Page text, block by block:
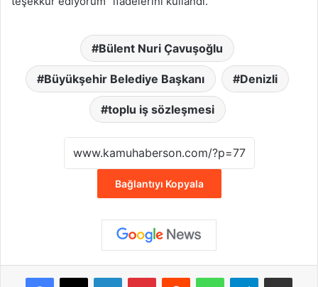
Bülent Nuri Çavuşoğlu
Büyükşehir Belediye Başkanı Denizli
toplu iş sözleşmesi
Bağlantıyı Kopyala
Facebook
X LinkedInPinterestReddit WhatsAppTelegramE-Posta ile